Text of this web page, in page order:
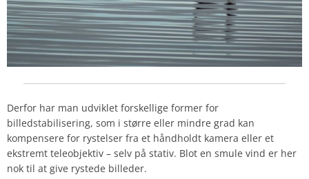
Derfor har man udviklet forskellige former for
billedstabilisering, som i større eller mindre grad kan
kompensere for rystelser fra et håndholdt kamera eller et
ekstremt teleobjektiv – selv på stativ. Blot en smule vind er her
nok til at give rystede billeder.